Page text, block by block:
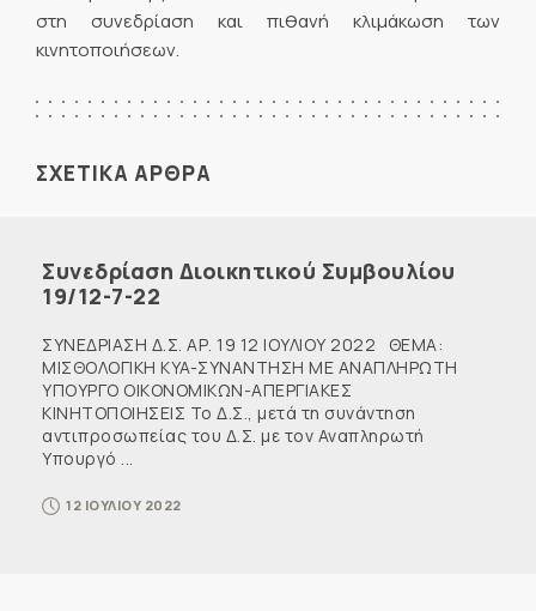
στη συνεδρίαση και πιθανή κλιμάκωση των
κινητοποιήσεων.
ΣΧΕΤΙΚΑ ΑΡΘΡΑ
Συνεδρίαση Διοικητικού Συμβουλίου
19/12-7-22
ΣΥΝΕΔΡΙΑΣΗ Δ.Σ. ΑΡ. 19 12 ΙΟΥΛΙΟΥ 2022 ΘΕΜΑ:
ΜΙΣΘΟΛΟΓΙΚΗ KYA-ΣΥΝΑΝΤΗΣΗ ΜΕ ΑΝΑΠΛΗΡΩΤΗ
ΥΠΟΥΡΓΟ ΟΙΚΟΝΟΜΙΚΩΝ-ΑΠΕΡΓΙΑΚΕΣ
ΚΙΝΗΤΟΠΟΙΗΣΕΙΣ Το Δ.Σ., μετά τη συνάντηση
αντιπροσωπείας του Δ.Σ. με τον Αναπληρωτή
Υπουργό ...
12 ΙΟΥΛΙΟΥ 2022